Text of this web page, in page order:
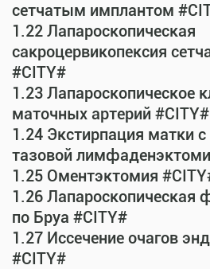
сетчатым имплантом
1.22 Лапароскопическая
сакроцервикопексия
#CITY#
1.23 Лапароскопическое
маточных артерий #CITY#
1.24 Экстирпация матки
тазовой
1.25 Оментэктомия
1.26 Лапароскопическая
по Бруа #CITY#
1.27 Иссечение очагов
#CITY#